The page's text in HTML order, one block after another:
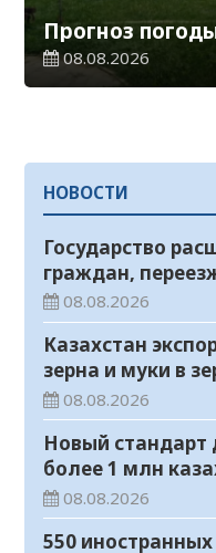
Прогноз
08.08.2026
НОВОСТИ
Государство
граждан,
регионы для
08.08.2026
Казахстан
зерна и муки в
08.08.2026
Новый
более 1 млн
телемедицинские
08.08.2026
550